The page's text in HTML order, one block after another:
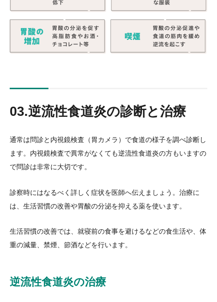
03.逆流性食道炎の診断と治療
通常は問診と内視鏡検査（胃カメラ）で食道の様子を調べ診断し
ます。内視鏡検査で異常がなくても逆流性食道炎の方もいますの
で問診は非常に大切です。
診察時にはなるべく詳しく症状を医師へ伝えましょう。治療に
は、生活習慣の改善や胃酸の分泌を抑える薬を使います。
生活習慣の改善では、就寝前の食事を避けるなどの食生活や、体
重の減量、禁煙、節酒などを行います。
逆流性食道炎の治療